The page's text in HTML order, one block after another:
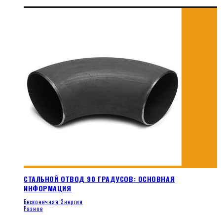
СТАЛЬНОЙ ОТВОД 90 ГРАДУСОВ: ОСНОВНАЯ
ИНФОРМАЦИЯ
Бесконечная Энергия
Разное